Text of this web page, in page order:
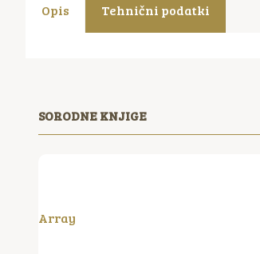
Opis Tehnični podatki
SORODNE KNJIGE
Array